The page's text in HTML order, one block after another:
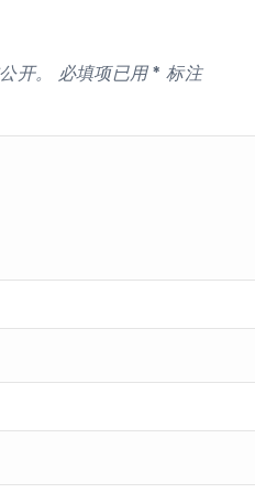
开。 必填项已用* 标注